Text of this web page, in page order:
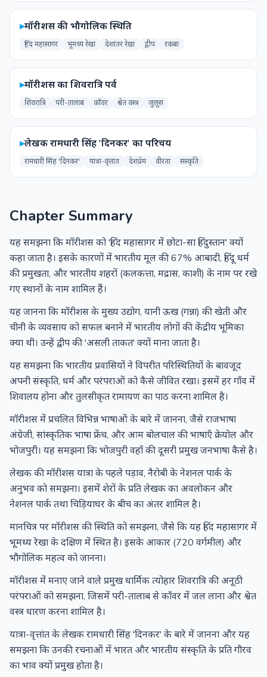
▸मॉरीशस की भौगोलिक स्थिति
हिंद महासागर भूमध्य रेखा देशांतर रेखा द्वीप रकबा
▸मॉरीशस का शिवरात्रि पर्व
शिवरात्रि परी-तालाब काँवर श्वेत वस्त्र जुलूस
▸लेखक रामधारी सिंह 'दिनकर' का परिचय
रामधारी सिंह 'दिनकर' यात्रा-वृत्तांत देशप्रेम वीरता संस्कृति
Chapter Summary
यह समझना कि मॉरीशस को 'हिंद महासागर में छोटा-सा हिंदुस्तान' क्यों
कहा जाता है। इसके कारणों में भारतीय मूल की 67% आबादी, हिंदू धर्म
की प्रमुखता, और भारतीय शहरों (कलकत्ता, मद्रास, काशी) के नाम पर रखे
गए स्थानों के नाम शामिल हैं।
यह जानना कि मॉरीशस के मुख्य उद्योग, यानी ऊख (गन्ना) की खेती और
चीनी के व्यवसाय को सफल बनाने में भारतीय लोगों की केंद्रीय भूमिका
क्या थी। उन्हें द्वीप की 'असली ताकत' क्यों माना जाता है।
यह समझना कि भारतीय प्रवासियों ने विपरीत परिस्थितियों के बावजूद
अपनी संस्कृति, धर्म और परंपराओं को कैसे जीवित रखा। इसमें हर गाँव में
शिवालय होना और तुलसीकृत रामायण का पाठ करना शामिल है।
मॉरीशस में प्रचलित विभिन्न भाषाओं के बारे में जानना, जैसे राजभाषा
अंग्रेजी, सांस्कृतिक भाषा फ्रेंच, और आम बोलचाल की भाषाएँ क्रेयोल और
भोजपुरी। यह समझना कि भोजपुरी वहाँ की दूसरी प्रमुख जनभाषा कैसे है।
लेखक की मॉरीशस यात्रा के पहले पड़ाव, नैरोबी के नेशनल पार्क के
अनुभव को समझना। इसमें शेरों के प्रति लेखक का अवलोकन और
नेशनल पार्क तथा चिड़ियाघर के बीच का अंतर शामिल है।
मानचित्र पर मॉरीशस की स्थिति को समझना, जैसे कि यह हिंद महासागर में
भूमध्य रेखा के दक्षिण में स्थित है। इसके आकार (720 वर्गमील) और
भौगोलिक महत्व को जानना।
मॉरीशस में मनाए जाने वाले प्रमुख धार्मिक त्योहार शिवरात्रि की अनूठी
परंपराओं को समझना, जिसमें परी-तालाब से काँवर में जल लाना और श्वेत
वस्त्र धारण करना शामिल है।
यात्रा-वृत्तांत के लेखक रामधारी सिंह 'दिनकर' के बारे में जानना और यह
समझना कि उनकी रचनाओं में भारत और भारतीय संस्कृति के प्रति गौरव
का भाव क्यों प्रमुख होता है।